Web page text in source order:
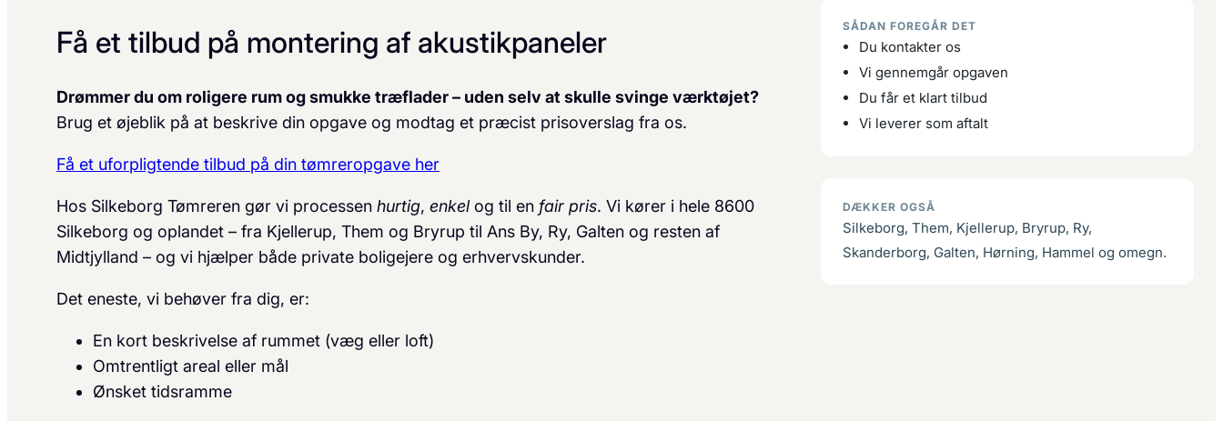
Få et tilbud på montering af akustikpaneler
Drømmer du om roligere rum og smukke træflader – uden selv at skulle svinge værktøjet?
Brug et øjeblik på at beskrive din opgave og modtag et præcist prisoverslag fra os.
Få et uforpligtende tilbud på din tømreropgave her
Hos Silkeborg Tømreren gør vi processen hurtig, enkelog til en fair pris. Vi kører i hele 8600
Silkeborg og oplandet – fra Kjellerup, Them og Bryrup til Ans By, Ry, Galten og resten af
Midtjylland – og vi hjælper både private boligejere og erhvervskunder.
Det eneste, vi behøver fra dig, er:
En kort beskrivelse af rummet (væg eller loft)
Omtrentligt areal eller mål
Ønsket tidsramme
SÅDAN FOREGÅR DET
Du kontakter os
Vi gennemgår opgaven
Du får et klart tilbud
Vi leverer som aftalt
DÆKKER OGSÅ
Silkeborg, Them, Kjellerup, Bryrup, Ry,
Skanderborg, Galten, Hørning, Hammel og omegn.